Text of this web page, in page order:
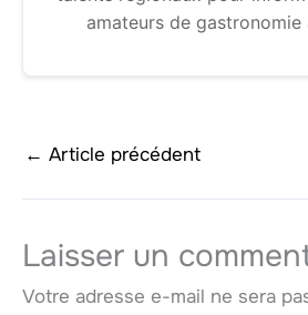
amateurs de gastronomie
← Article précédent
Laisser un
Votre adresse e-mail ne sera